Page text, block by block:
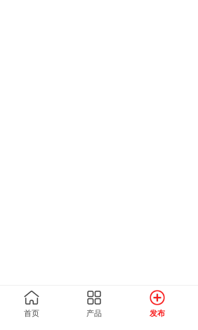
首页 产品 发布